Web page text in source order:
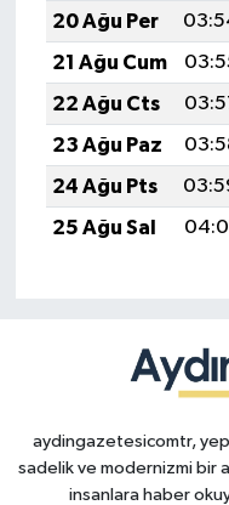
20 Ağu Per
21 Ağu Cum
22 Ağu Cts
23 Ağu Paz
24 Ağu Pts
25 Ağu Sal
aydingazetesicomtr,
sadelik ve modernizmi bir
insanlara haber